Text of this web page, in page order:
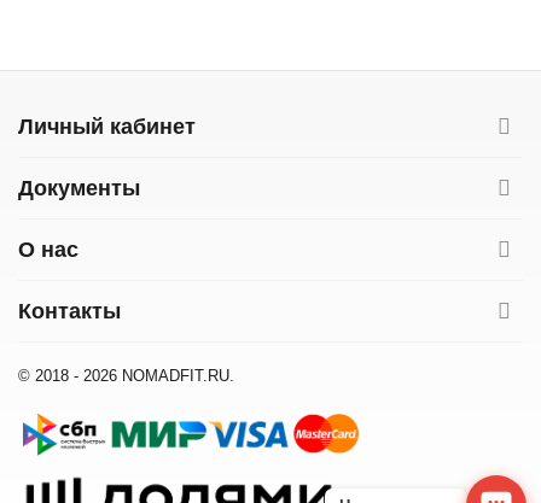
Личный кабинет
Документы
О нас
Контакты
© 2018 - 2026 NOMADFIT.RU.